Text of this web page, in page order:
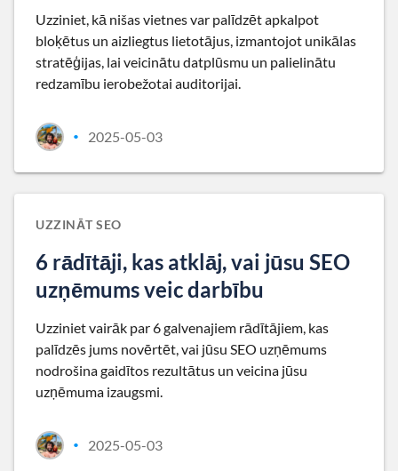
Uzziniet, kā nišas vietnes var palīdzēt apkalpot
bloķētus un aizliegtus lietotājus, izmantojot unikālas
stratēģijas, lai veicinātu datplūsmu un palielinātu
redzamību ierobežotai auditorijai.
• 2025-05-03
UZZINĀT SEO
6 rādītāji, kas atklāj, vai jūsu SEO
uzņēmums veic darbību
Uzziniet vairāk par 6 galvenajiem rādītājiem, kas
palīdzēs jums novērtēt, vai jūsu SEO uzņēmums
nodrošina gaidītos rezultātus un veicina jūsu
uzņēmuma izaugsmi.
• 2025-05-03